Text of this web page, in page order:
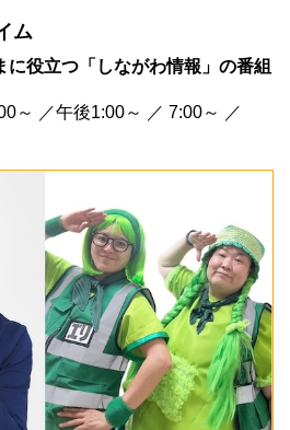
ム
役立つ「しながわ情報」の番組
～ ／午後1:00～ ／ 7:00～ ／